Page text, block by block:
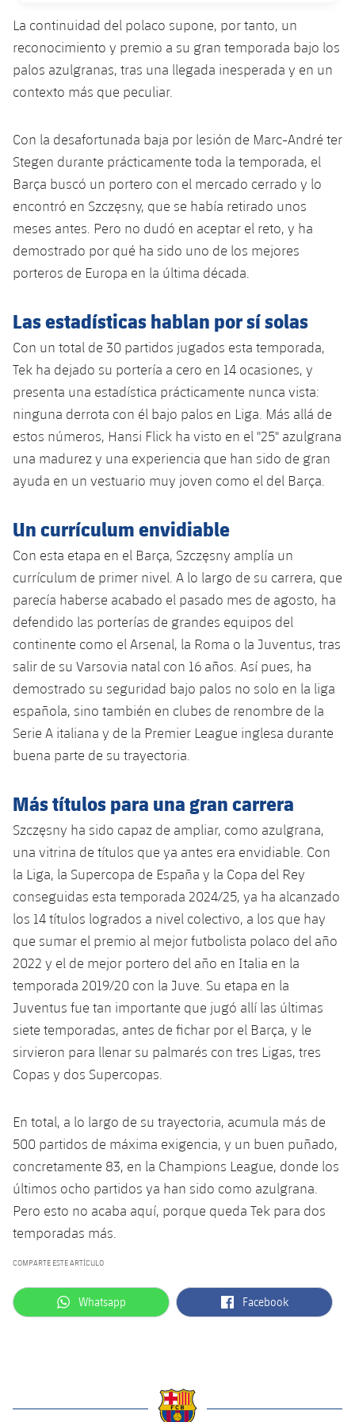
Accesibilidad
Instalaciones
SUB8 B
Historia
Palmarés
Fotos
Infantil A
Infantil B
Entradas
Resultados
Jugadors
Fotos
Palmarés
Historia
Calendario
Resultados
Clasificaciones
Actualidad
Juvenil
Infantil
Alevín
Campus Verano
PLUSICON
MÁS
Actualidad
Calendario
Entradas
Resultados
Clasificaciones
Jugadores
Historia
Palmarés
Barça Atlètic
Actualidad
Calendario
Jugadores
Clasificaciones
Base
Actualidad
Junior
Juvenil
Infantil
Alevín
Campus Verano
PLUSICON
plusicon
más
Noticias
Atletismo
plusicon
más
Actualidad
Masculino
Baloncesto en silla de ruedas
plusicon
más
Actualidad
Calendario
Resultados
Clasificaciones
Hockey sobre hielo
plusicon
más
Jugadores
Calendario
Resultados
Clasificaciones
plusicon
más
Noticias
Hockey Hierba Masculino
Hockey Hierba Femenino
Patinaje artístico
plusicon
Actualidad
Plantilla
Agenda
Escuela de Patinaje
Rugby
plusicon
más
Actualidad
Jugadores
Calendario
Resultados
Clasificaciones
Fotos
Voleibol
plusicon
más
Noticias
Voleibol femenino
Apúntate a las amateurs
plusicon
más
Carnet de las Secciones Amateurs
League of Legends
VALORANT Rising
VALORANT Game Changers
eFootball
La continuidad del polaco supone, por tanto, un
reconocimiento y premio a su gran temporada bajo los
palos azulgranas, tras una llegada inesperada y en un
contexto más que peculiar.
Con la desafortunada baja por lesión de Marc-André ter
Stegen durante prácticamente toda la temporada, el
Barça buscó un portero con el mercado cerrado y lo
encontró en Szczęsny, que se había retirado unos
meses antes. Pero no dudó en aceptar el reto, y ha
demostrado por qué ha sido uno de los mejores
porteros de Europa en la última década.
Las estadísticas hablan por sí solas
Con un total de 30 partidos jugados esta temporada,
Tek ha dejado su portería a cero en 14 ocasiones, y
presenta una estadística prácticamente nunca vista:
ninguna derrota con él bajo palos en Liga. Más allá de
estos números, Hansi Flick ha visto en el "25" azulgrana
una madurez y una experiencia que han sido de gran
ayuda en un vestuario muy joven como el del Barça.
Un currículum envidiable
Con esta etapa en el Barça, Szczęsny amplía un
currículum de primer nivel. A lo largo de su carrera, que
parecía haberse acabado el pasado mes de agosto, ha
defendido las porterías de grandes equipos del
continente como el Arsenal, la Roma o la Juventus, tras
salir de su Varsovia natal con 16 años. Así pues, ha
demostrado su seguridad bajo palos no solo en la liga
española, sino también en clubes de renombre de la
Serie A italiana y de la Premier League inglesa durante
buena parte de su trayectoria.
Más títulos para una gran carrera
Szczęsny ha sido capaz de ampliar, como azulgrana,
una vitrina de títulos que ya antes era envidiable. Con
la Liga, la Supercopa de España y la Copa del Rey
conseguidas esta temporada 2024/25, ya ha alcanzado
los 14 títulos logrados a nivel colectivo, a los que hay
que sumar el premio al mejor futbolista polaco del año
2022 y el de mejor portero del año en Italia en la
temporada 2019/20 con la Juve. Su etapa en la
Juventus fue tan importante que jugó allí las últimas
siete temporadas, antes de fichar por el Barça, y le
sirvieron para llenar su palmarés con tres Ligas, tres
Copas y dos Supercopas.
En total, a lo largo de su trayectoria, acumula más de
500 partidos de máxima exigencia, y un buen puñado,
concretamente 83, en la Champions League, donde los
últimos ocho partidos ya han sido como azulgrana.
Pero esto no acaba aquí, porque queda Tek para dos
temporadas más.
COMPARTE ESTE ARTÍCULO
label.aria.whatsapp
Whatsapp label.aria.facebook
Facebook